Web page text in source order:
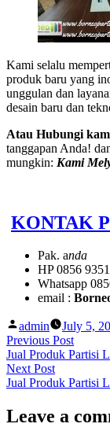
Kami selalu
produk baru yang
unggulan dan
desain baru dan
Atau Hubungi
tanggapan Anda!
mungkin: Kami
KONTAK
Pak. anda
HP 0856
Whatsapp
email :
Posted
by
admin July 5,
Post
navigation
Previous PostPrevious
post:
Jual Produk Partisi
Next PostNext
post:
Jual Produk Partisi
Leave a